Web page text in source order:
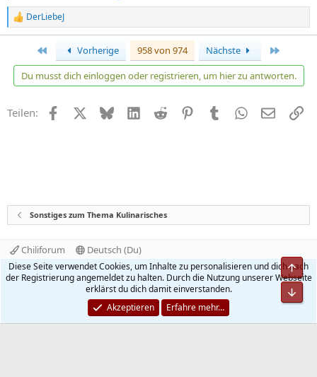
R
e
t
o
e
DerLiebeJ
Erste Vorherige 958 von 974 Nächste
Du musst dich einloggen oder registrieren, um hier zu antworten.
Teilen: Facebook BlueskyLinkedIn
Reddit PinterestTumblr WhatsApp
E-Mail
Sonstiges zum Thema Kulinarisches
Chiliforum
Deutsch (Du)
Kontakt
Nutzungsbedingungen
Datenschutz
Hilfe und Impressum
Start
R
S
Community platform by XenForo® © 2010-2026 XenForo Ltd.
Quality Add-Ons made withbyWMTech.
Diese Seite verwendet Cookies, um Inhalte zu personalisieren und dich nach
der Registrierung angemeldet zu halten. Durch die Nutzung unserer Webseite
erklärst du dich damit einverstanden.
Akzeptieren
Erfahre mehr…